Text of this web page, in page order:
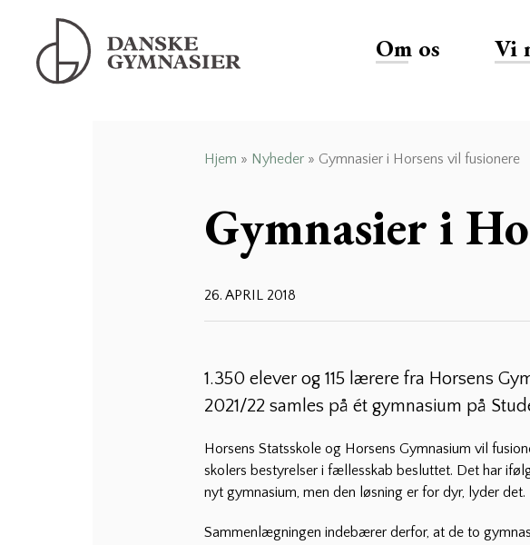
Om os Vi
Hjem » Nyheder» Gymnasier i Horsens vil fusionere
Gymnasier i
26. APRIL 2018
1.350 elever og 115 lærere fra Horsens
2021/22 samles på ét gymnasium på
Horsens Statsskole og Horsens Gymnasium vil
skolers bestyrelser i fællesskab besluttet. Det har
nyt gymnasium, men den løsning er for dyr, lyder det.
Sammenlægningen indebærer derfor, at de to